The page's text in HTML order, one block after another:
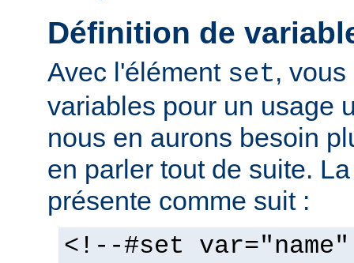
Définition de
Avec l'élément set,
variables pour un usage
nous en aurons besoin
en parler tout de suite.
présente comme suit :
<!--#set